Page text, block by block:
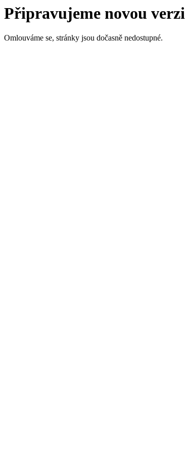
Připravujeme novou verzi
Omlouváme se, stránky jsou dočasně nedostupné.